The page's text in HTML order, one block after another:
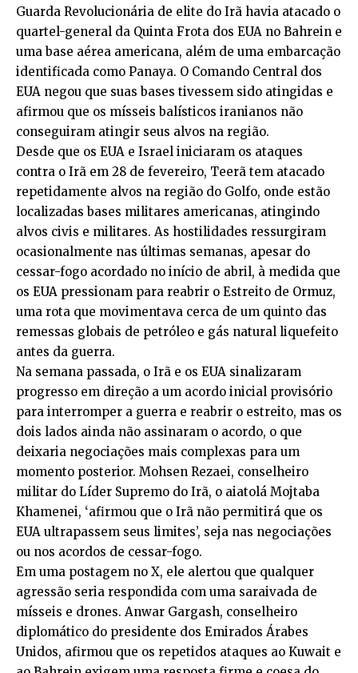
Guarda Revolucionária de elite do Irã havia atacado o
quartel-general da Quinta Frota dos EUA no Bahrein e
uma base aérea americana, além de uma embarcação
identificada como Panaya. O Comando Central dos
EUA negou que suas bases tivessem sido atingidas e
afirmou que os mísseis balísticos iranianos não
conseguiram atingir seus alvos na região.
Desde que os EUA e Israel iniciaram os ataques
contra o Irã em 28 de fevereiro, Teerã tem atacado
repetidamente alvos na região do Golfo, onde estão
localizadas bases militares americanas, atingindo
alvos civis e militares. As hostilidades ressurgiram
ocasionalmente nas últimas semanas, apesar do
cessar-fogo acordado no início de abril, à medida que
os EUA pressionam para reabrir o Estreito de Ormuz,
uma rota que movimentava cerca de um quinto das
remessas globais de petróleo e gás natural liquefeito
antes da guerra.
Na semana passada, o Irã e os EUA sinalizaram
progresso em direção a um acordo inicial provisório
para interromper a guerra e reabrir o estreito, mas os
dois lados ainda não assinaram o acordo, o que
deixaria negociações mais complexas para um
momento posterior. Mohsen Rezaei, conselheiro
militar do Líder Supremo do Irã, o aiatolá Mojtaba
Khamenei, ‘afirmou que o Irã não permitirá que os
EUA ultrapassem seus limites’, seja nas negociações
ou nos acordos de cessar-fogo.
Em uma postagem no X, ele alertou que qualquer
agressão seria respondida com uma saraivada de
mísseis e drones. Anwar Gargash, conselheiro
diplomático do presidente dos Emirados Árabes
Unidos, afirmou que os repetidos ataques ao Kuwait e